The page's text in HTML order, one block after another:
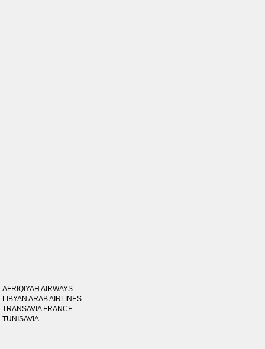
AFRIQIYAH AIRWAYS
LIBYAN ARAB AIRLINES
TRANSAVIA FRANCE
TUNISAVIA